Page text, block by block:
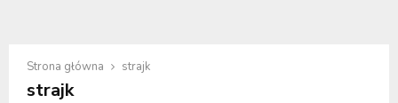
Strona główna strajk
strajk